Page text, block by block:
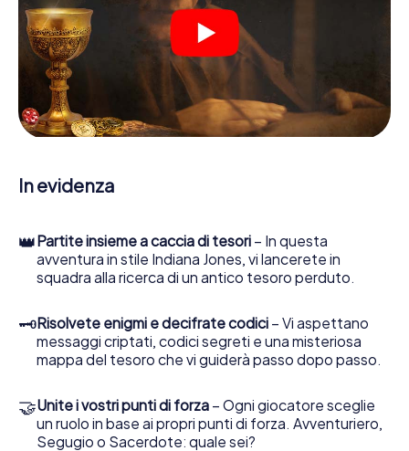
Una volta assegnati i ruoli, può iniziare la caccia al tesoro
del thriller poliziesco a Geiselwind: puoi decifrare codici
crittografati, risolvere complicati compiti logici e cercare
indizi, indizi in vari luoghi della città. Il suo smartphone è il
suo strumento di indagine più importante: la nostra app
web sviluppata appositamente le consente di interrogare
le persone di contatto ed esaminare stringhe
enigmatiche, la aiuta a raccogliere oggetti e la guida in
Nel corso della caccia al tesoro a Geiselwind, lei e il suo
tesoro è a pochi passi di distanza.
In evidenza
👑Partite insieme a caccia di tesori – In questa
avventura in stile Indiana Jones, vi lancerete in
squadra alla ricerca di un antico tesoro perduto.
🗝Risolvete enigmi e decifrate codici – Vi aspettano
messaggi criptati, codici segreti e una misteriosa
mappa del tesoro che vi guiderà passo dopo passo.
🤝Unite i vostri punti di forza – Ogni giocatore sceglie
un ruolo in base ai propri punti di forza. Avventuriero,
Segugio o Sacerdote: quale sei?